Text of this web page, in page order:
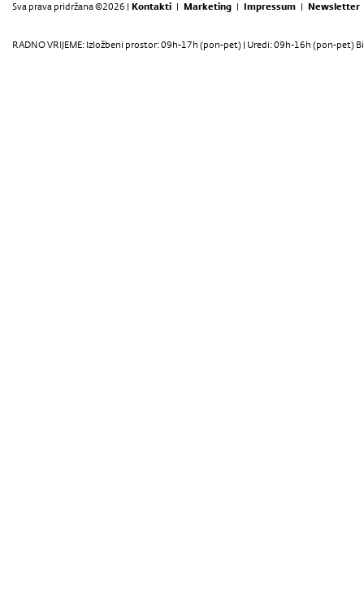
Sva prava pridržana ©2026 | Kontakti | Marketing | Impressum | Newsletter
RADNO VRIJEME: Izložbeni prostor: 09h-17h (pon-pet) | Uredi: 09h-16h (pon-pet)